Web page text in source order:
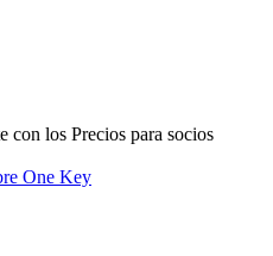
con los Precios para socios
One Key